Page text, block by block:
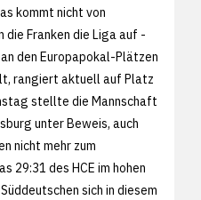
kommt nicht von
die Franken die Liga auf -
den Europapokal-Plätzen
rangiert aktuell auf Platz
stellte die Mannschaft
unter Beweis, auch
nicht mehr zum
29:31 des HCE im hohen
sich in diesem